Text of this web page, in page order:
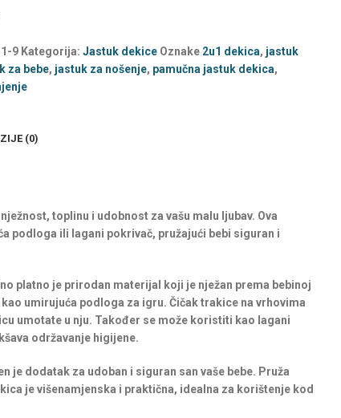
9 Kategorija: Jastuk dekice Oznake 2u1 dekica, jastuk
za bebe, jastuk za nošenje, pamučna jastuk dekica,
(0)
toplinu i udobnost za vašu malu ljubav. Ova
podloga ili lagani pokrivač, pružajući bebi siguran i
platno je prirodan materijal koji je nježan prema bebinoj
umirujuća podloga za igru. Čičak trakice na vrhovima
umotate u nju. Također se može koristiti kao lagani
održavanje higijene.
je dodatak za udoban i siguran san vaše bebe. Pruža
je višenamjenska i praktična, idealna za korištenje kod